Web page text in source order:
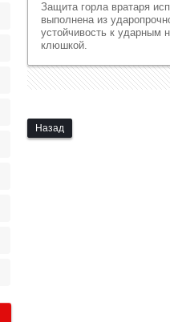
Защита горла вратаря
выполнена из
устойчивость к ударным
клюшкой.
Назад